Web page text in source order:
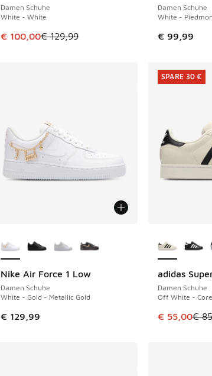
Damen Schuhe
White - White
Dieser Artikel ist im Sale. Der Preis ist von €
€ 100,00€ 129,99
Damen Schuhe
White -
€ 99,99
Nike Air Force 1 Low
Damen Schuhe
White - Gold - Metallic Gold
€ 129,99
adidas
Damen Schuhe
Off White -
Dieser
€ 55,00€
SPARE 30 €
SPARE 30 €